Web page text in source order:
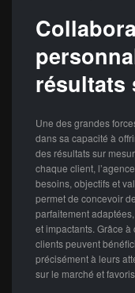
résultats
Une des grandes
dans sa capacité à
des résultats sur
chaque client,
besoins, objectifs et
permet de concevoir
parfaitement
et impactants. Grâce
clients peuvent
précisément à leurs
sur le marché et